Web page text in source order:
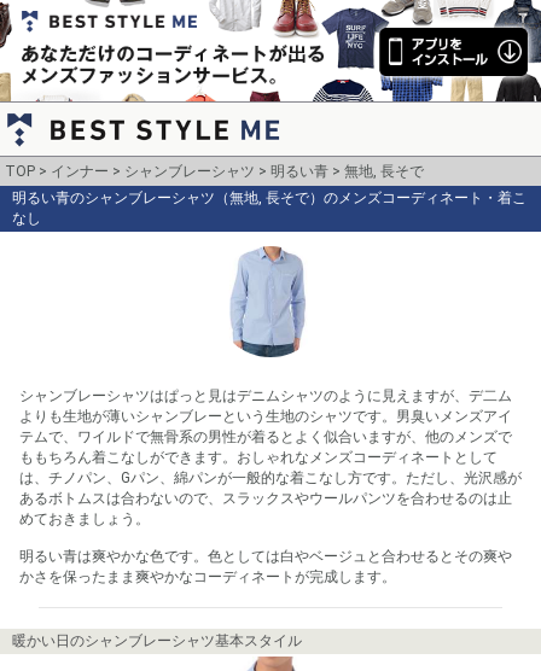
TOP インナー シャンブレーシャツ 明るい青
無地, 長そで
明るい青のシャンブレーシャツ（無地, 長そで）のメンズコーディネート・着こ
なし
シャンブレーシャツはぱっと見はデニムシャツのように見えますが、デ二ム
よりも生地が薄いシャンブレーという生地のシャツです。男臭いメンズアイ
テムで、ワイルドで無骨系の男性が着るとよく似合いますが、他のメンズで
ももちろん着こなしができます。おしゃれなメンズコーディネートとして
は、チノパン、Gパン、綿パンが一般的な着こなし方です。ただし、光沢感が
あるボトムスは合わないので、スラックスやウールパンツを合わせるのは止
めておきましょう。
明るい青は爽やかな色です。色としては白やベージュと合わせるとその爽や
かさを保ったまま爽やかなコーディネートが完成します。
暖かい日のシャンブレーシャツ基本スタイル